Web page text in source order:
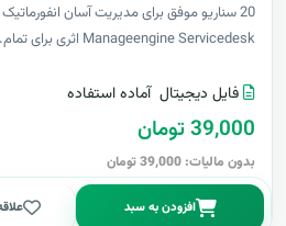
20 سناریو موفق برای مدیریت آسان
Manageengine Servicedesk اثری برای تمام..
فایل دیجیتال آماده استفاده
39,000 تومان
بدون مالیات: 39,000 تومان
افزودن به سبد